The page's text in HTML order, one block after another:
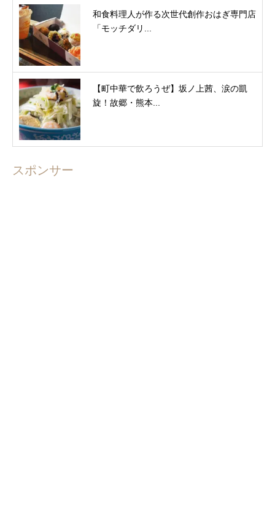
和食料理人が作る次世代創作おはぎ専門店
「モッチダリ...
【町中華で飲ろうぜ】坂ノ上茜、涙の凱
旋！故郷・熊本...
スポンサー